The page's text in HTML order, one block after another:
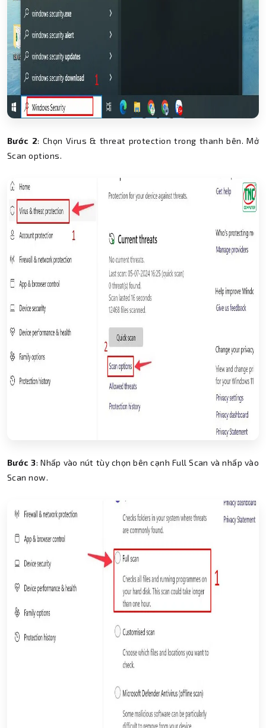
Bước 2: Chọn Virus & threat protection trong thanh bên. Mở
Scan options.
Bước 3: Nhấp vào nút tùy chọn bên cạnh Full Scan và nhấp vào
Scan now.